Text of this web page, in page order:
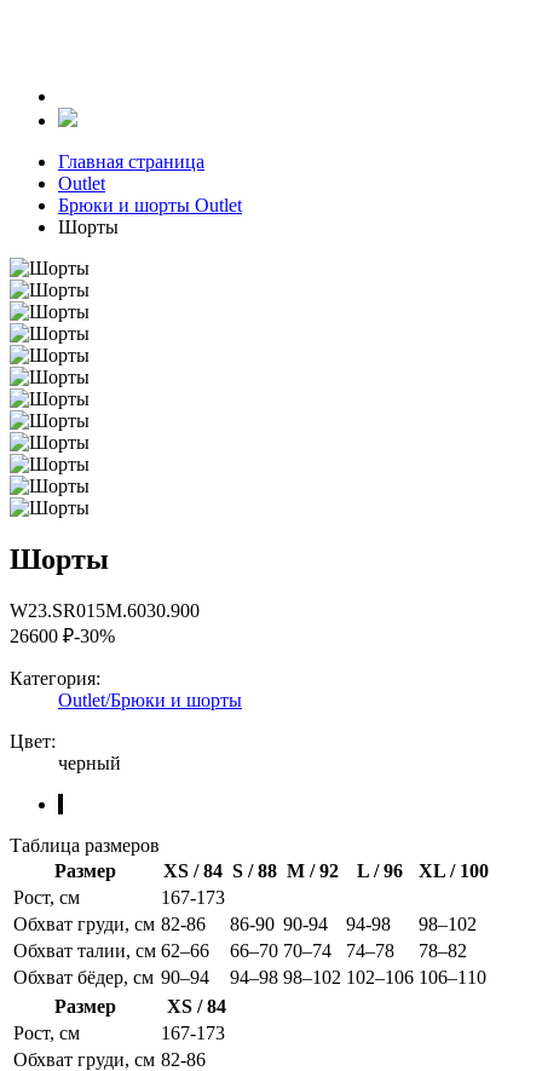
Главная страница
Outlet
Брюки и шорты Outlet
Шорты
Шорты
W23.SR015M.6030.900
26600 ₽-30%
Категория:
Outlet/Брюки и шорты
Цвет:
черный
Таблица размеров
Размер
XS / 84 S / 88 M / 92 L / 96
XL / 100
Рост, см
167-173
Обхват груди, см 82-86 86-90 90-94 94-98
98–102
Обхват талии, см 62–66 66–70 70–74 74–78
78–82
Обхват бёдер, см 90–94 94–98 98–102 102–106 106–110
Размер
XS / 84
Рост, см
167-173
Обхват груди, см 82-86